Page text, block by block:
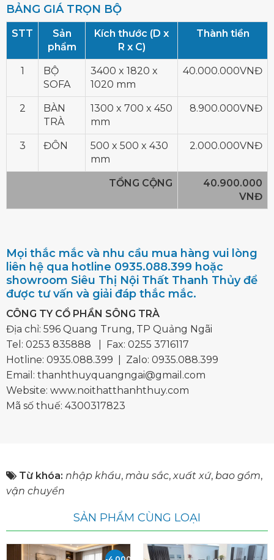
BẢNG GIÁ TRỌN BỘ
STT
Sản
phẩm
Kích thước (D x
R x C)
Thành tiền
1
BỘ
SOFA
3400 x 1820 x
1020 mm
40.000.000VNĐ
2
BÀN
TRÀ
1300 x 700 x 450
mm
8.900.000VNĐ
3 ĐÔN
500 x 500 x 430
mm
2.000.000VNĐ
TỔNG CỘNG
40.900.000
VNĐ
Mọi thắc mắc và nhu cầu mua hàng vui lòng
liên hệ qua hotline 0935.088.399 hoặc
showroom Siêu Thị Nội Thất Thanh Thủy để
được tư vấn và giải đáp thắc mắc.
CÔNG TY CỔ PHẦN SÔNG TRÀ
Địa chỉ: 596 Quang Trung, TP Quảng Ngãi
Tel: 0253 835888 | Fax: 0255 3716117
Hotline: 0935.088.399 | Zalo: 0935.088.399
Email: thanhthuyquangngai@gmail.com
Website: www.noithatthanhthuy.com
Mã số thuế: 4300317823
Từ khóa: nhập khẩu, màu sắc, xuất xứ, bao gồm,
vận chuyển
SẢN PHẨM CÙNG LOẠI